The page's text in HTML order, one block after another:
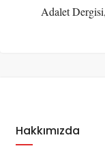
Adalet
Hakkımızda